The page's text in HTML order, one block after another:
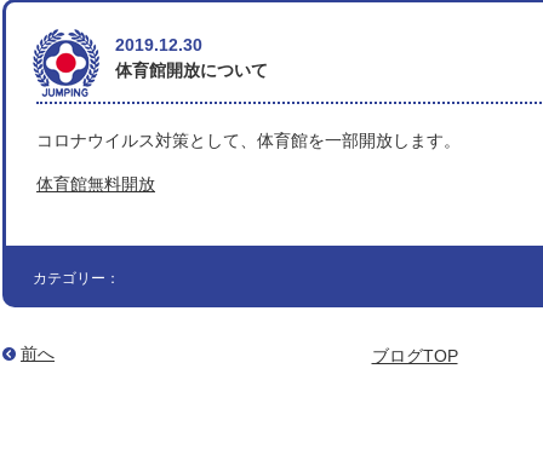
2019.12.30
体育館開放について
コロナウイルス対策として、体育館を一部開放します。
体育館無料開放
カテゴリー：
前へ ブログTOP